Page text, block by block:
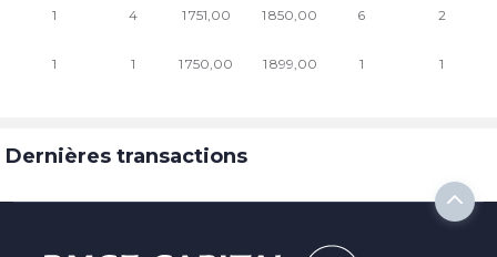
1 4 1 751,00
1 1 1 750,00
1 850,00 6 2
1 899,00 1 1
Dernières transactions